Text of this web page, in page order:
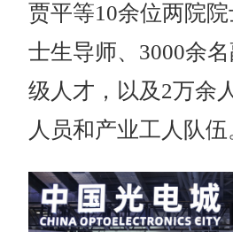
贾平等10余位两院
士生导师、3000余
级人才，以及2万余
人员和产业工人队伍